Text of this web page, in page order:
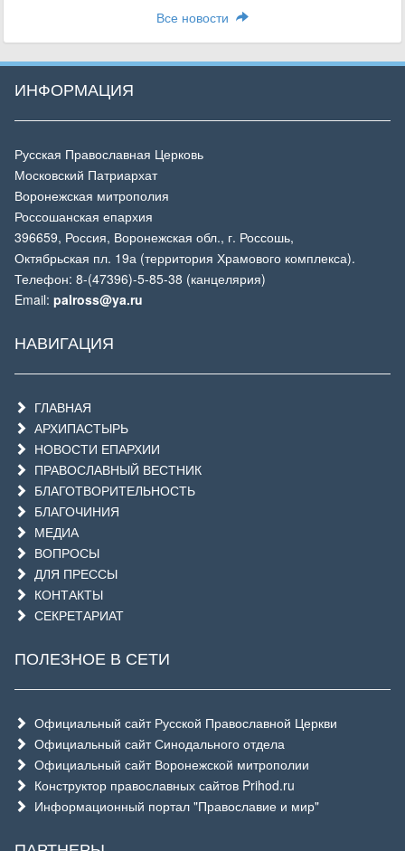
Все новости
ИНФОРМАЦИЯ
Русская Православная Церковь
Московский Патриархат
Воронежская митрополия
Россошанская епархия
396659, Россия, Воронежская обл., г. Россошь,
Октябрьская пл. 19а (территория Храмового комплекса).
Телефон: 8-(47396)-5-85-38 (канцелярия)
Email: palross@ya.ru
НАВИГАЦИЯ
ГЛАВНАЯ
АРХИПАСТЫРЬ
НОВОСТИ ЕПАРХИИ
ПРАВОСЛАВНЫЙ ВЕСТНИК
БЛАГОТВОРИТЕЛЬНОСТЬ
БЛАГОЧИНИЯ
МЕДИА
ВОПРОСЫ
ДЛЯ ПРЕССЫ
КОНТАКТЫ
СЕКРЕТАРИАТ
ПОЛЕЗНОЕ В СЕТИ
Официальный сайт Русской Православной Церкви
Официальный сайт Синодального отдела
Официальный сайт Воронежской митрополии
Конструктор православных сайтов Prihod.ru
Информационный портал "Православие и мир"